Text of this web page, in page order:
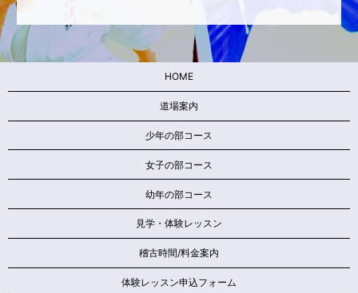
HOME
道場案内
少年の部コース
女子の部コース
幼年の部コース
見学・体験レッスン
稽古時間/料金案内
体験レッスン申込フォーム